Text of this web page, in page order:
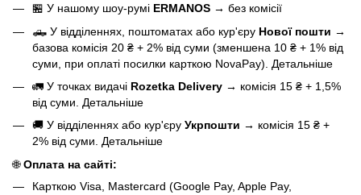
🏪 У нашому шоу-румі ERMANOS → без комісії
🛻 У відділеннях, поштоматах або кур'єру Нової пошти →
базова комісія 20 ₴ + 2% від суми (зменшена 10 ₴ + 1% від
суми, при оплаті посилки карткою NovaPay). Детальніше
🚛 У точках видачі Rozetka Delivery → комісія 15 ₴ + 1,5%
від суми. Детальніше
🚚 У відділеннях або кур'єру Укрпошти → комісія 15 ₴ +
2% від суми. Детальніше
🌐Оплата на сайті:
Карткою Visa, Mastercard (Google Pay, Apple Pay,